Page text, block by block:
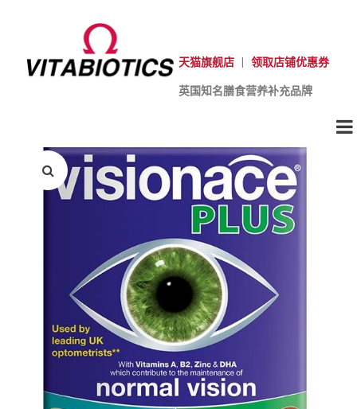
天猫旗舰店 领取店铺优惠券
英国知名膳食营养补充品牌